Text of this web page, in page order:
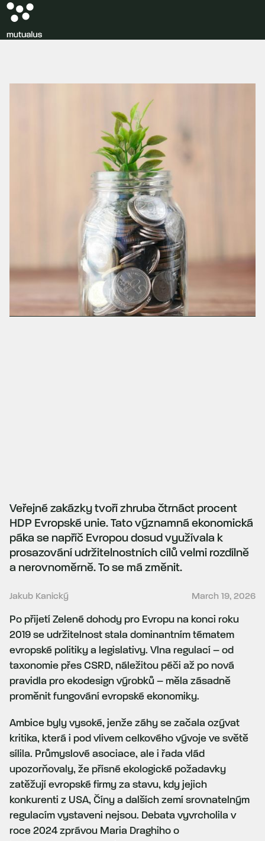
Veřejné zakázky tvoří zhruba čtrnáct procent
HDP Evropské unie. Tato významná ekonomická
páka se napříč Evropou dosud využívala k
prosazování udržitelnostních cílů velmi rozdílně
a nerovnoměrně. To se má změnit.
Jakub Kanický March 19, 2026
Po přijetí Zelené dohody pro Evropu na konci roku
2019 se udržitelnost stala dominantním tématem
evropské politiky a legislativy. Vlna regulací – od
taxonomie přes CSRD, náležitou péči až po nová
pravidla pro ekodesign výrobků – měla zásadně
proměnit fungování evropské ekonomiky.
Ambice byly vysoké, jenže záhy se začala ozývat
kritika, která i pod vlivem celkového vývoje ve světě
sílila. Průmyslové asociace, ale i řada vlád
upozorňovaly, že přísné ekologické požadavky
zatěžují evropské firmy za stavu, kdy jejich
konkurenti z USA, Číny a dalších zemí srovnatelným
regulacím vystaveni nejsou. Debata vyvrcholila v
roce 2024 zprávou Maria Draghiho o